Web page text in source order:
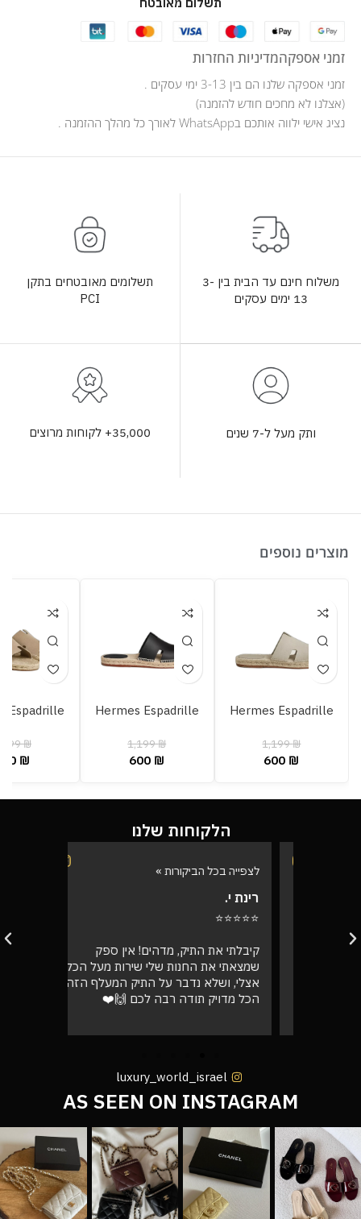
זמני אספקהמדיניות החזרות
זמני אספקה שלנו הם בין 3-13 ימי עסקים .
(אצלנו לא מחכים חודש להזמנה)
נציג אישי ילווה אותכם בWhatsApp לאורך כל מהלך ההזמנה .
משלוח חינם עד הבית בין 3-
13 ימים עסקים
תשלומים מאובטחים בתקן
PCI
ותק מעל ל-7 שנים 35,000+ לקוחות מרוצים
מוצרים נוספים
Hermes Espadrille
1,199₪
600 ₪
Hermes Espadrille
1,199₪
600 ₪
Espadrille
₪
₪
הלקוחות שלנו
לצפייה בכל הביקורות »
רינת י.
⭐⭐⭐⭐⭐
קיבלתי את התיק, מדהים! אין ספק
שמצאתי את החנות שלי שירות מעל הכל
אצלי, ושלא נדבר על התיק המעלף הזה.
הכל מדויק תודה רבה לכם 🙌❤️
luxury_world_israel
AS SEEN ON INSTAGRAM